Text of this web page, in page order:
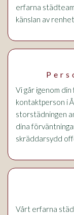
erfarna
känslan av
Vi går igenom
kontaktperson i
storstädningen
dina
skräddarsydd
Vårt erfarna